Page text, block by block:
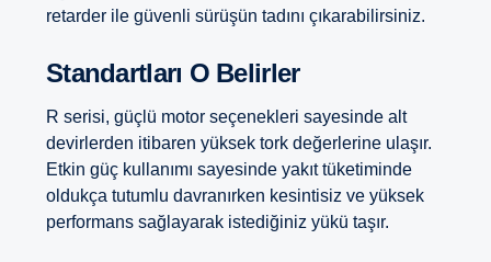
retarder ile güvenli sürüşün tadını çıkarabilirsiniz.
Standartları O Belirler
R serisi, güçlü motor seçenekleri sayesinde alt
devirlerden itibaren yüksek tork değerlerine ulaşır.
Etkin güç kullanımı sayesinde yakıt tüketiminde
oldukça tutumlu davranırken kesintisiz ve yüksek
performans sağlayarak istediğiniz yükü taşır.